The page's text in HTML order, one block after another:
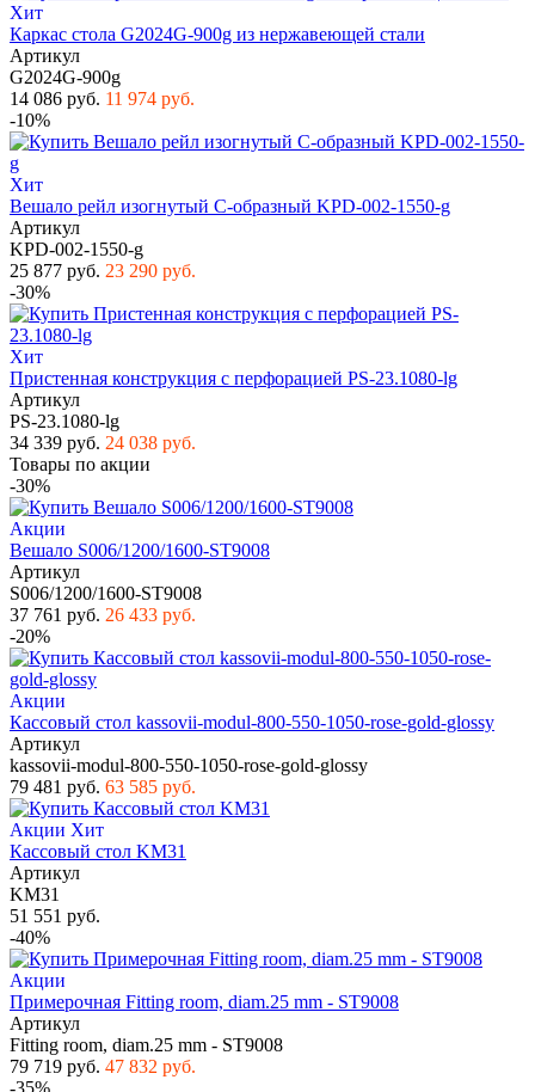
Хит
Каркас стола G2024G-900g из нержавеющей стали
Артикул
G2024G-900g
14 086 руб. 11 974 руб.
-10%
Хит
Вешало рейл изогнутый С-образный KPD-002-1550-g
Артикул
KPD-002-1550-g
25 877 руб. 23 290 руб.
-30%
Хит
Пристенная конструкция с перфорацией PS-23.1080-lg
Артикул
PS-23.1080-lg
34 339 руб. 24 038 руб.
Товары по акции
-30%
Акции
Вешало S006/1200/1600-ST9008
Артикул
S006/1200/1600-ST9008
37 761 руб. 26 433 руб.
-20%
Акции
Кассовый стол kassovii-modul-800-550-1050-rose-gold-glossy
Артикул
kassovii-modul-800-550-1050-rose-gold-glossy
79 481 руб. 63 585 руб.
Акции Хит
Кассовый стол KM31
Артикул
KM31
51 551 руб.
-40%
Акции
Примерочная Fitting room, diam.25 mm - ST9008
Артикул
Fitting room, diam.25 mm - ST9008
79 719 руб. 47 832 руб.
-35%